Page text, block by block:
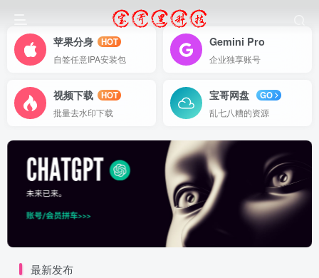
苹果分身
HOT
自签任意IPA安装包
Gemini Pro
企业独享账号
视频下载
HOT
批量去水印下载
宝哥网盘
GO
乱七八糟的资源
最新发布